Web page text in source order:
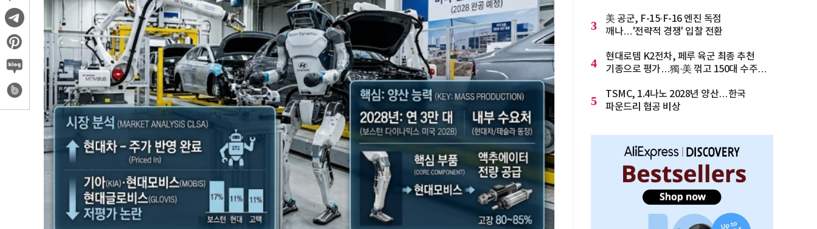
3
美 공군, F-15·F-16 엔진 독점
깨나…'전략적 경쟁' 입찰 전환
4
현대로템 K2전차, 페루 육군 최종 추천
기종으로 평가…獨·美 꺾고 150대 수주
5
TSMC, 1.4나노 2028년 양산…한국
파운드리 협공 비상